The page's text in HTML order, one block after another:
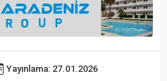
Yayınlama: 27.01.2026